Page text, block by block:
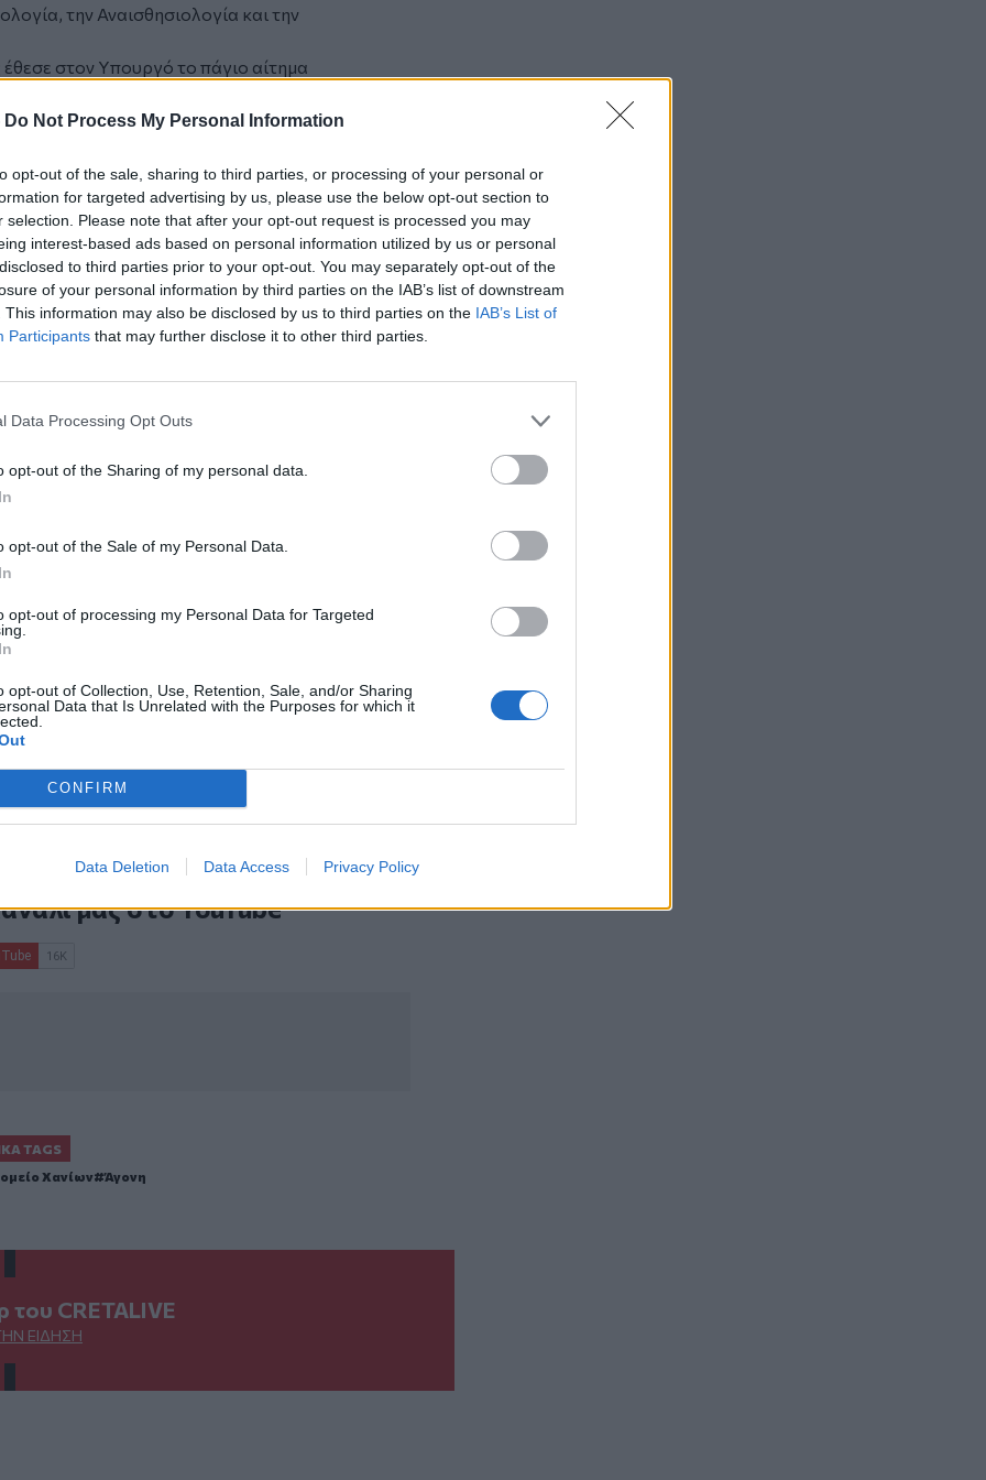
Do Not Process My Personal Information
opt-out of the sale, sharing to third parties, or processing of your personal or
for targeted advertising by us, please use the below opt-out section to
selection. Please note that after your opt-out request is processed you may
interest-based ads based on personal information utilized by us or personal
to third parties prior to your opt-out. You may separately opt-out of the
of your personal information by third parties on the IAB’s list of downstream
This information may also be disclosed by us to third parties on the IAB’s List of
Participants that may further disclose it to other third parties.
Data Processing Opt Outs
opt-out of the Sharing of my personal data.
opt-out of the Sale of my Personal Data.
opt-out of processing my Personal Data for Targeted
opt-out of Collection, Use, Retention, Sale, and/or Sharing
Data that Is Unrelated with the Purposes for which it
CONFIRM
Data Deletion Data Access Privacy Policy
την Αναισθησιολογία και την
έθεσε στον Υπουργό το πάγιο αίτημα
εν μέρει, το τέλος
στην Κλιματική Κρίση,
επιπρόσθετα τους υγειονομικούς. Ο
με τον Υπουργό Εσωτερικών κ.
αίτημα.
δήλωσε σχετικά:
άμεση ανταπόκριση του Υπουργού
Χανίων στις υγειονομικά άγονες
του να στηρίξει προς τον Υπουργό
του τέλους ανθεκτικότητας στους
Ʃυμβούλιο, ο στόχος ήταν σαφής: να
το κεντρικό κράτος με τη
Οι εξελίξεις δείχνουν ότι η
άγονου είναι αναγκαίο βήμα, αλλά η
ουσιαστική αναβάθμιση του
τηνΚρήτηκαι τα Χανιά
στο πρόγραμμα «Ανοιχτά
του Οσίου Παϊσίου στις
τον μπαλτά
Google Newsκαι στοFacebook
μας στοYouTube
TAGS
Χανίων Άγονη
του CRETALIVE
ΕΊΔΗΣΗ
ετών η σταρ του TikTok
δεύτερη μέσα σε ένα 24ωρο